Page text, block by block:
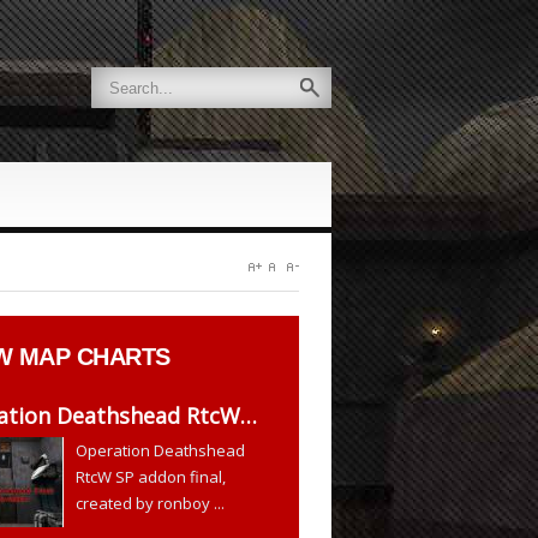
MAP CHARTS
Deathshead RtcW…
Operation Deathshead
RtcW SP addon final,
created by ronboy ...